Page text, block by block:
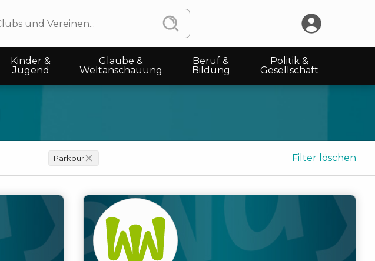
Kinder &
Jugend
Glaube &
Weltanschauung
Beruf &
Bildung
Politik &
Gesellschaft
Parkour Filter löschen